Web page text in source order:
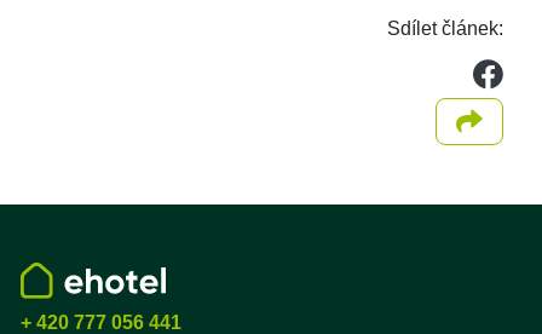
Sdílet článek:
+ 420 777 056 441